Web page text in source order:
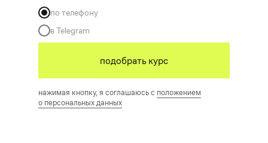
по телефону
в Telegram
подобрать курс
нажимая кнопку, я соглашаюсь с положением
о персональных данных